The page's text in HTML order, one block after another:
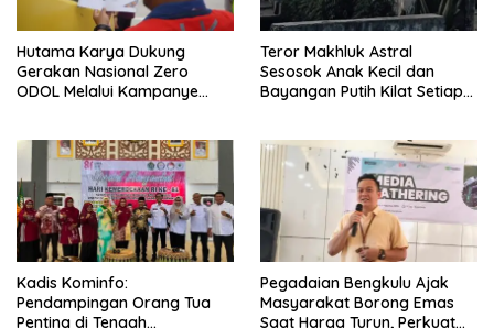
Hutama Karya Dukung
Gerakan Nasional Zero
ODOL Melalui Kampanye
Teror Makhluk Astral
Sesosok Anak Kecil dan
Bayangan Putih Kilat Setiap
Kadis Kominfo:
Pendampingan Orang Tua
Penting di Tengah
Pegadaian Bengkulu Ajak
Masyarakat Borong Emas
Saat Harga Turun, Perkuat